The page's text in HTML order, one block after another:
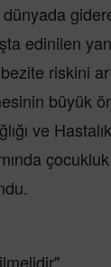
edinilen
riskini
büyük
ve